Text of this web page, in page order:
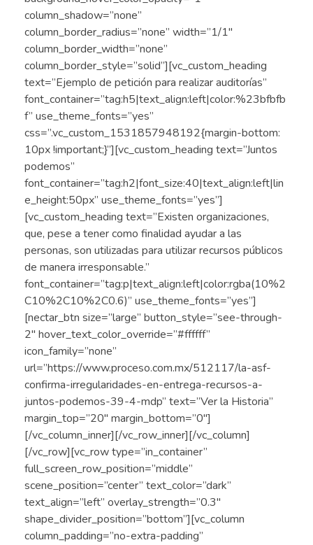
column_shadow=”none”
column_border_radius=”none” width=”1/1″
column_border_width=”none”
column_border_style=”solid”][vc_custom_heading
text=”Ejemplo de petición para realizar auditorías”
font_container=”tag:h5|text_align:left|color:%23bfbfb
f” use_theme_fonts=”yes”
css=”.vc_custom_1531857948192{margin-bottom:
10px !important;}”][vc_custom_heading text=”Juntos
podemos”
font_container=”tag:h2|font_size:40|text_align:left|lin
e_height:50px” use_theme_fonts=”yes”]
[vc_custom_heading text=”Existen organizaciones,
que, pese a tener como finalidad ayudar a las
personas, son utilizadas para utilizar recursos públicos
de manera irresponsable.”
font_container=”tag:p|text_align:left|color:rgba(10%2
C10%2C10%2C0.6)” use_theme_fonts=”yes”]
[nectar_btn size=”large” button_style=”see-through-
2″ hover_text_color_override=”#ffffff”
icon_family=”none”
url=”https://www.proceso.com.mx/512117/la-asf-
confirma-irregularidades-en-entrega-recursos-a-
juntos-podemos-39-4-mdp” text=”Ver la Historia”
margin_top=”20″ margin_bottom=”0″]
[/vc_column_inner][/vc_row_inner][/vc_column]
[/vc_row][vc_row type=”in_container”
full_screen_row_position=”middle”
scene_position=”center” text_color=”dark”
text_align=”left” overlay_strength=”0.3″
shape_divider_position=”bottom”][vc_column
column_padding=”no-extra-padding”